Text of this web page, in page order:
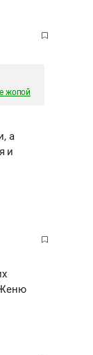
жопой
а
и